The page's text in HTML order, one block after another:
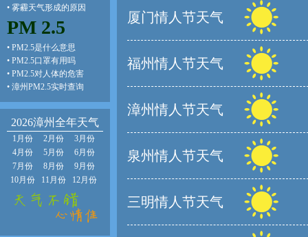
• 雾霾天气形成的原因
PM 2.5
• PM2.5是什么意思
• PM2.5口罩有用吗
• PM2.5对人体的危害
• 漳州PM2.5实时查询
2026漳州全年天气
1月份 2月份
3月份
4月份
5月份
6月份
7月份
8月份
9月份
10月份
11月份 12月份
厦门情人节天气
福州情人节天气
漳州情人节天气
泉州情人节天气
三明情人节天气